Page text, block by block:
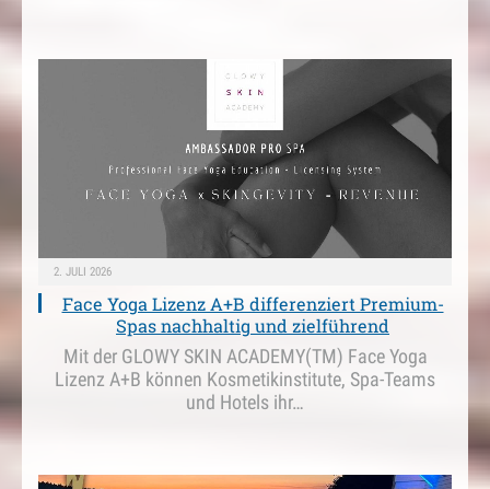
2. JULI 2026
Face Yoga Lizenz A+B differenziert Premium-
Spas nachhaltig und zielführend
Mit der GLOWY SKIN ACADEMY(TM) Face Yoga
Lizenz A+B können Kosmetikinstitute, Spa-Teams
und Hotels ihr…